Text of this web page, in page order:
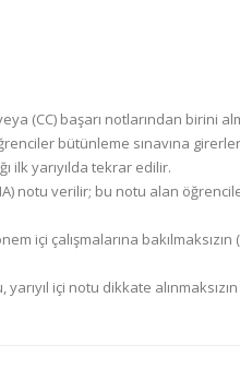
(CC) başarı notlarından birini
bütünleme sınavına
ilk yarıyılda tekrar edilir.
notu verilir; bu notu alan
içi çalışmalarına
içi notu dikkate